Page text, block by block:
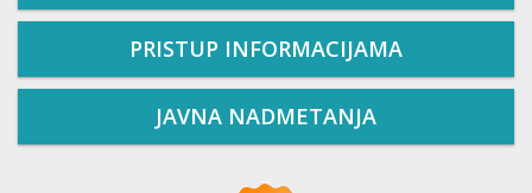
PRISTUP INFORMACIJAMA
JAVNA NADMETANJA